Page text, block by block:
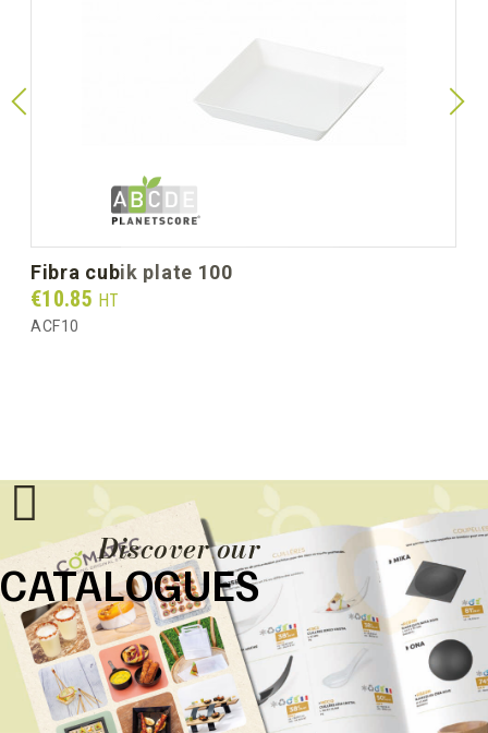
fibra cubik plate 100
Prix
€10.85 HT
ACF10
Discover our
CATALOGUES